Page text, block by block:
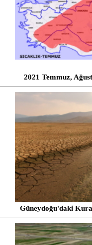
2021 Temmuz,
Güneydoğu'daki